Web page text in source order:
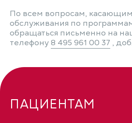
По всем вопросам,
обслуживания по
обращаться письменно на
телефону 8 495 961 00 37 ,
ПАЦИЕНТАМ